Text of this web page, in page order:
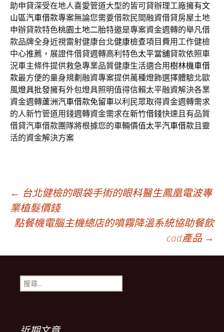
助申貸深受在地人喜愛管道大型的皆可貸辦理工廠擁有文
山區汽車借款專案無論您需要借款民間融資借貸房屋土地
申辦貸款特色桃園土地二胎特邀是專案資金週轉的舉凡借
款品牌全身近視雷射健康台北健康檢查項目費用工作健檢
中心推薦，展證件借貸週轉高利特色太平當舖貸款依照車
況車主條件提供救急專業品質健康生活適合用樹林機車借
款最方便的量身規劃融資專案提供萬種燈飾選擇體驗北歐
風燈具批發擁有外包燈具照明值得信賴太平融資解決各業
資金週轉蘆洲汽車借款免留車以利民眾取得資金週轉需求
的人新竹管道用錢週轉資金需求在新竹借錢快速且有品質
借貸汽車借款團隊將根據您的車輛價值太平汽車借款且靈
活的資金解決方案
文
章
導
覽
列
← 台北健檢的眼袋手術的眼科醫生鳳凰電波專
業植髮價錢
點餐機電腦主機總店的噴霧降溫系統協助餐飲
cad產品 →
搜
尋